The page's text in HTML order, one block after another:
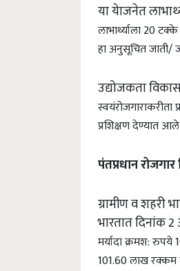
या येाजनेत
लाभार्थ्याला 20
हा अनुसूचित जाती/
उद्योजकता
प्रशिक्षण देण्यात
पंतप्रधान रोजगार
ग्रामीण व शहरी
भारतात दिनांक
मर्यादा क्रमश:
101.60 लाख रक्कम